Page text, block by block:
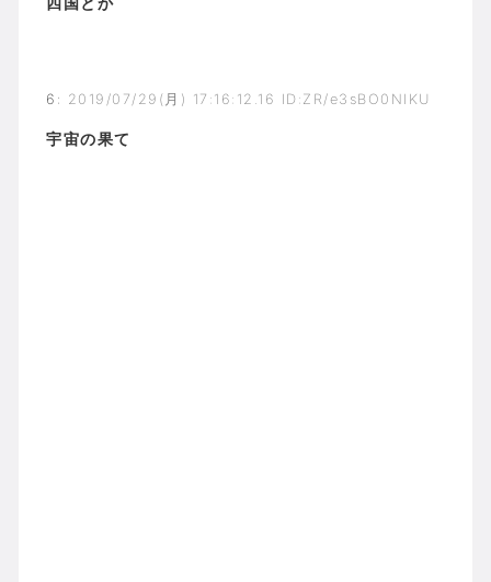
6 : 2019/07/29(月) 17:16:12.16 ID:ZR/e3sBO0NIKU
宇宙の果て